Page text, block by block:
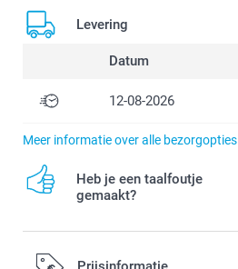
Levering
Datum
12-08-2026
Meer informatie over alle bezorgopties
Heb je een taalfoutje
gemaakt?